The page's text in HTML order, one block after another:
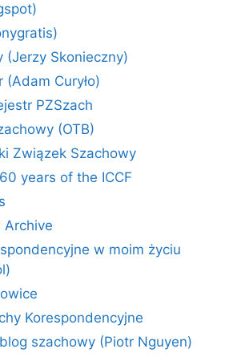
(Jerzy Skonieczny)
(Adam Curyło)
PZSzach
(OTB)
Związek Szachowy
years of the ICCF
Archive
w moim życiu
Korespondencyjne
szachowy (Piotr Nguyen)